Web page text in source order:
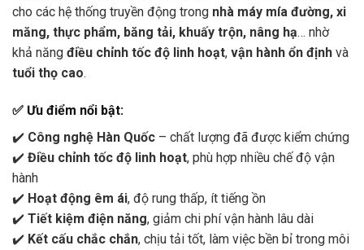
cho các hệ thống truyền động trong nhà máy mía đường, xi
măng, thực phẩm, băng tải, khuấy trộn, nâng hạ… nhờ
khả năng điều chỉnh tốc độ linh hoạt, vận hành ổn định và
tuổi thọ cao.
✅ Ưu điểm nổi bật:
✔️ Công nghệ Hàn Quốc – chất lượng đã được kiểm chứng
✔️ Điều chỉnh tốc độ linh hoạt, phù hợp nhiều chế độ vận
hành
✔️ Hoạt động êm ái, độ rung thấp, ít tiếng ồn
✔️ Tiết kiệm điện năng, giảm chi phí vận hành lâu dài
✔️ Kết cấu chắc chắn, chịu tải tốt, làm việc bền bỉ trong môi